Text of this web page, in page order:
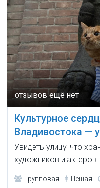
Культурное
Владивостока —
Увидеть улицу, что
художников и актеров.
Групповая Пешая